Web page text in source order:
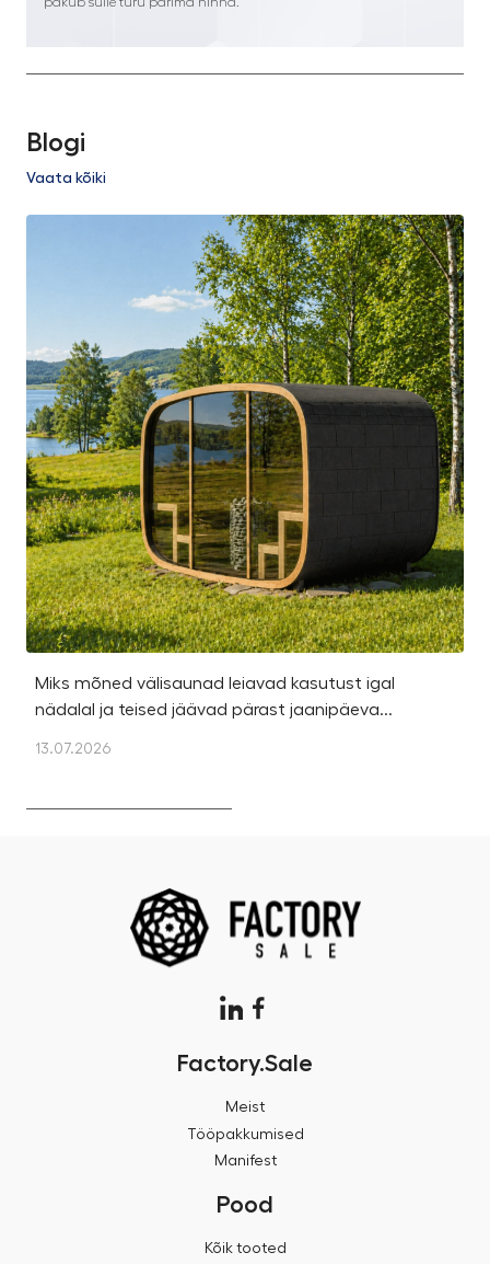
Blogi
Vaata kõiki
Miks mõned välisaunad leiavad kasutust igal
nädalal ja teised jäävad pärast jaanipäeva...
13.07.2026
Factory.Sale
Meist
Tööpakkumised
Manifest
Pood
Kõik tooted